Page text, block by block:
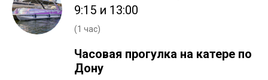
9:15 и 13:00
(1 час)
Часовая прогулка на катере по
Дону